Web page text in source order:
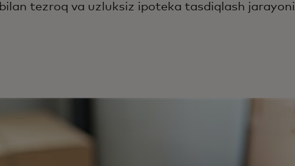
tezroq va uzluksiz ipoteka tasdiqlash jarayoni